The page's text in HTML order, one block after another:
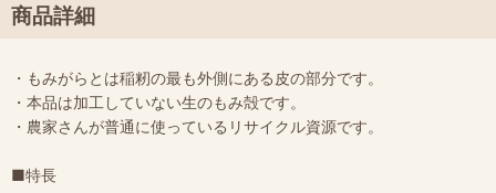
商品詳細
・もみがらとは稲籾の最も外側にある皮の部分です。
・本品は加工していない生のもみ殻です。
・農家さんが普通に使っているリサイクル資源です。
■特長